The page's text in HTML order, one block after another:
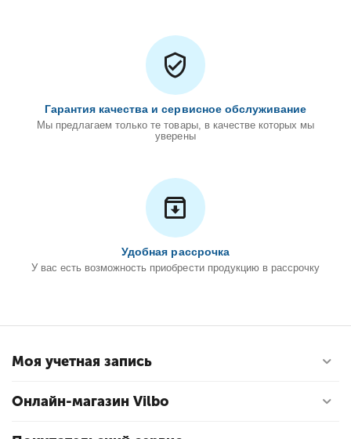
Гарантия качества и сервисное обслуживание
Мы предлагаем только те товары, в качестве которых мы
уверены
Удобная рассрочка
У вас есть возможность приобрести продукцию в рассрочку
Моя учетная запись
Онлайн-магазин Vilbo